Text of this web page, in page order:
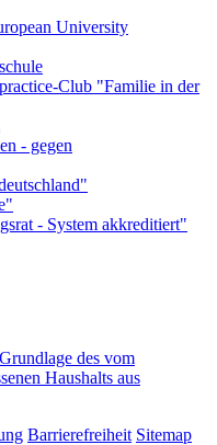
des vom
Haushalts aus
Barrierefreiheit Sitemap